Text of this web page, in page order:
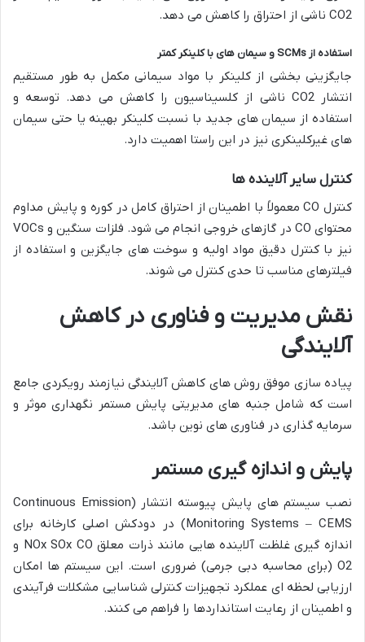
CO2 ناشی از احتراق را کاهش می دهد.
استفاده از و سیمان های با کلینکر کمتر
جایگزینی بخشی از کلینکر با مواد سیمانی مکمل به طور مستقیم
انتشار CO2 ناشی از کلسیناسیون را کاهش می دهد. توسعه و
استفاده از سیمان های جدید با نسبت کلینکر بهینه یا حتی سیمان
های غیرکلینکری نیز در این راستا اهمیت دارد.
کنترلسایر آلایندهها
کنترل CO معمولاً با اطمینان از احتراق کامل در کوره و پایش مداوم
محتوای CO در گازهای خروجی انجام می شود. فلزات سنگین و VOCs
نیز با کنترل دقیق مواد اولیه و سوخت های جایگزین و استفاده از
فیلترهای مناسب تا حدی کنترل می شوند.
نقش مدیریت و فناوری در کاهش
آلایندگی
پیاده سازی موفق روش های کاهش آلایندگی نیازمند رویکردی جامع
است که شامل جنبه های مدیریتی پایش مستمر نگهداری موثر و
سرمایه گذاری در فناوری های نوین باشد.
پایش و اندازه گیری مستمر
نصب سیستم های پایش پیوسته انتشار (Continuous Emission
Monitoring Systems – CEMS) در دودکش اصلی کارخانه برای
اندازه گیری غلظت آلاینده هایی مانند ذرات معلق NOx SOx CO و
O2 (برای محاسبه دبی جرمی) ضروری است. این سیستم ها امکان
ارزیابی لحظه ای عملکرد تجهیزات کنترلی شناسایی مشکلات فرآیندی
و اطمینان از رعایت استانداردها را فراهم می کنند.